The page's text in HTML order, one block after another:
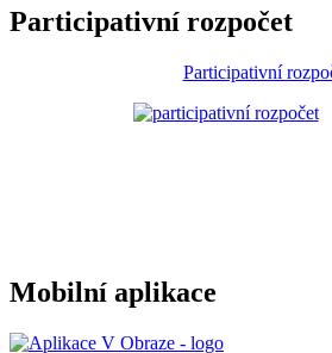
Participativní rozpočet
Participativní
Mobilní aplikace